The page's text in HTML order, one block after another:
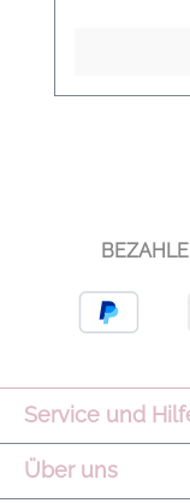
Service und
Über uns